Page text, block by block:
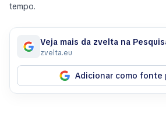
tempo.
Veja mais da zvelta na
zvelta.eu
Adicionar como fonte